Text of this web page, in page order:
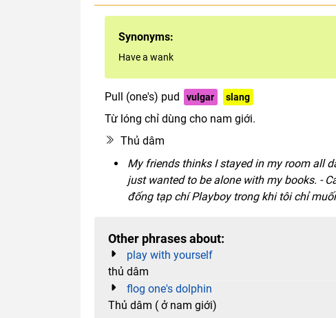
Synonyms:
Have a wank
Pull (one's) pud vulgar slang
Từ lóng chỉ dùng cho nam giới.
Thủ dâm
My friends thinks I stayed in my room all
just wanted to be alone with my books. -
đống tạp chí Playboy trong khi tôi chỉ
Other phrases about:
play with yourself
thủ dâm
flog one's dolphin
Thủ dâm ( ở nam giới)